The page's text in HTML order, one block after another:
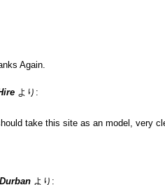
Again.
より:
take this site as an model, very
より: